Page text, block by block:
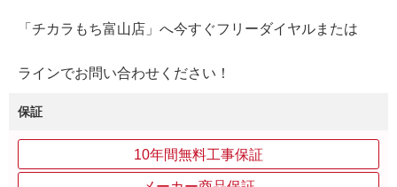
「チカラもち富山店」へ今すぐフリーダイヤルまたは
ラインでお問い合わせください！
保証
10年間無料工事保証